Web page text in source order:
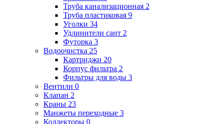
Труба канализационная 2
Труба пластиковая 9
Уголки 34
Удлинители сант 2
Футорка 3
Водоочистка 25
Картриджи 20
Корпус фильтра 2
Фильтры для воды 3
Вентили 0
Клапан 2
Краны 23
Манжеты переходные 3
Коллекторы 0